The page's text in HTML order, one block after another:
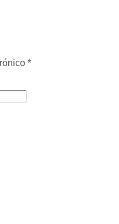
*Obligatorio